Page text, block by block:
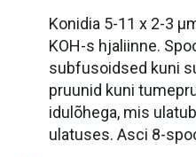
Konidia 5-11 x 2-3
KOH-s hjaliinne.
subfusoidsed kuni
pruunid kuni
idulõhega, mis
ulatuses. Asci 8-